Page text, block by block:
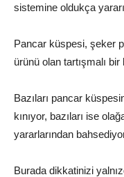
sistemine oldukça
Pancar küspesi, şeker
ürünü olan tartışmalı bir
Bazıları pancar
kınıyor, bazıları ise
yararlarından
Burada dikkatinizi